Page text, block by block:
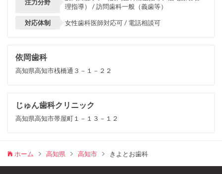
注力分野
理指導） / 訪問歯科一般（義歯等）
対応体制 女性歯科医師対応可 / 電話相談可
依岡歯科
高知県高知市桟橋通３－１－２２
じゅん歯科クリニック
高知県高知市帯屋町１－１３－１２
ホーム 高知県 高知市 きよとお歯科